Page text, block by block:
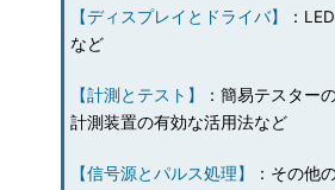
【ディスプレイとドライバ】
：
など
【計測とテスト】
：簡易テスター
計測装置の有効な活用法など
【信号源とパルス処理】 ：その他